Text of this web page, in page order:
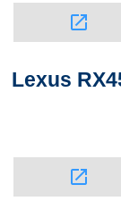
launch
Lexus
launch